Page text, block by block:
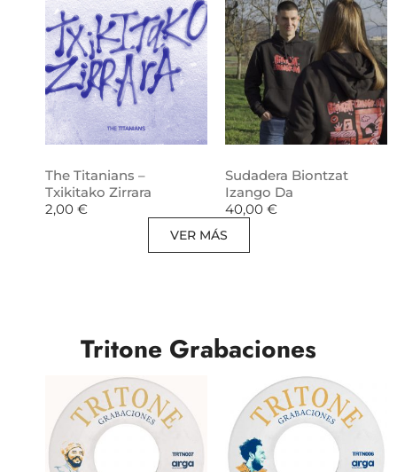
The Titanians –
Txikitako Zirrara
2,00 €
Sudadera Biontzat
Izango Da
40,00 €
VER MÁS
Tritone Grabaciones